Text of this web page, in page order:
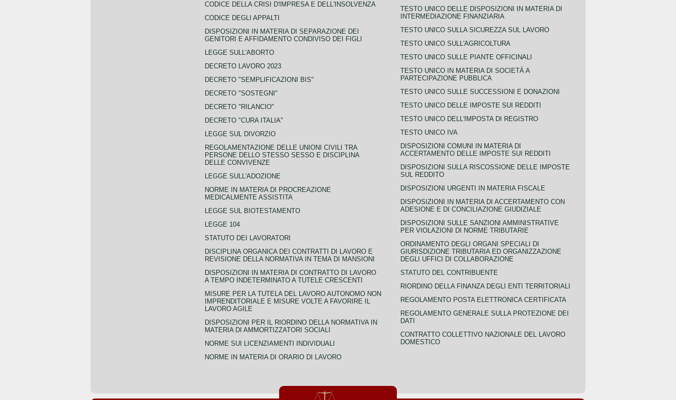
CODICE DELLA CRISI D'IMPRESA E DELL'INSOLVENZA
CODICE DEGLI APPALTI
DISPOSIZIONI IN MATERIA DI SEPARAZIONE DEI
GENITORI E AFFIDAMENTO CONDIVISO DEI FIGLI
LEGGE SULL'ABORTO
DECRETO LAVORO 2023
DECRETO "SEMPLIFICAZIONI BIS"
DECRETO "SOSTEGNI"
DECRETO "RILANCIO"
DECRETO "CURA ITALIA"
LEGGE SUL DIVORZIO
REGOLAMENTAZIONE DELLE UNIONI CIVILI TRA
PERSONE DELLO STESSO SESSO E DISCIPLINA
DELLE CONVIVENZE
LEGGE SULL'ADOZIONE
NORME IN MATERIA DI PROCREAZIONE
MEDICALMENTE ASSISTITA
LEGGE SUL BIOTESTAMENTO
LEGGE 104
STATUTO DEI LAVORATORI
DISCIPLINA ORGANICA DEI CONTRATTI DI LAVORO E
REVISIONE DELLA NORMATIVA IN TEMA DI MANSIONI
DISPOSIZIONI IN MATERIA DI CONTRATTO DI LAVORO
A TEMPO INDETERMINATO A TUTELE CRESCENTI
MISURE PER LA TUTELA DEL LAVORO AUTONOMO NON
IMPRENDITORIALE E MISURE VOLTE A FAVORIRE IL
LAVORO AGILE
DISPOSIZIONI PER IL RIORDINO DELLA NORMATIVA IN
MATERIA DI AMMORTIZZATORI SOCIALI
NORME SUI LICENZIAMENTI INDIVIDUALI
NORME IN MATERIA DI ORARIO DI LAVORO
TESTO UNICO DELLE DISPOSIZIONI IN MATERIA DI
INTERMEDIAZIONE FINANZIARIA
TESTO UNICO SULLA SICUREZZA SUL LAVORO
TESTO UNICO SULL'AGRICOLTURA
TESTO UNICO SULLE PIANTE OFFICINALI
TESTO UNICO IN MATERIA DI SOCIETÀ A
PARTECIPAZIONE PUBBLICA
TESTO UNICO SULLE SUCCESSIONI E DONAZIONI
TESTO UNICO DELLE IMPOSTE SUI REDDITI
TESTO UNICO DELL'IMPOSTA DI REGISTRO
TESTO UNICO IVA
DISPOSIZIONI COMUNI IN MATERIA DI
ACCERTAMENTO DELLE IMPOSTE SUI REDDITI
DISPOSIZIONI SULLA RISCOSSIONE DELLE IMPOSTE
SUL REDDITO
DISPOSIZIONI URGENTI IN MATERIA FISCALE
DISPOSIZIONI IN MATERIA DI ACCERTAMENTO CON
ADESIONE E DI CONCILIAZIONE GIUDIZIALE
DISPOSIZIONI SULLE SANZIONI AMMINISTRATIVE
PER VIOLAZIONI DI NORME TRIBUTARIE
ORDINAMENTO DEGLI ORGANI SPECIALI DI
GIURISDIZIONE TRIBUTARIA ED ORGANIZZAZIONE
DEGLI UFFICI DI COLLABORAZIONE
STATUTO DEL CONTRIBUENTE
RIORDINO DELLA FINANZA DEGLI ENTI TERRITORIALI
REGOLAMENTO POSTA ELETTRONICA CERTIFICATA
REGOLAMENTO GENERALE SULLA PROTEZIONE DEI
DATI
CONTRATTO COLLETTIVO NAZIONALE DEL LAVORO
DOMESTICO